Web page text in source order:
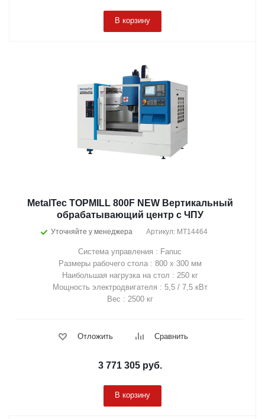
В корзину
MetalTec TOPMILL 800F NEW Вертикальный
обрабатывающий центр с ЧПУ
Уточняйте у менеджера Артикул: MT14464
Система управления : Fanuc
Размеры рабочего стола : 800 х 300 мм
Наибольшая нагрузка на стол : 250 кг
Мощность электродвигателя : 5,5 / 7,5 кВт
Вес : 2500 кг
Отложить Сравнить
3 771 305 руб.
В корзину